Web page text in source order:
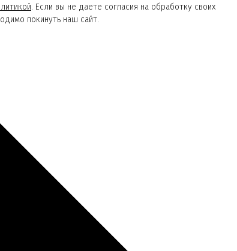
. Если вы не даете согласия на обработку своих
покинуть наш сайт.